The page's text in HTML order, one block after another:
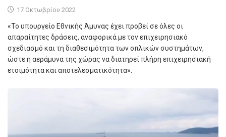
17 Οκτωβρίου 2022
«Το υπουργείο Εθνικής Άμυνας έχει προβεί σε όλες οι
απαραίτητες δράσεις, αναφορικά με τον επιχειρησιακό
σχεδιασμό και τη διαθεσιμότητα των οπλικών συστημάτων,
ώστε η αεράμυνα της χώρας να διατηρεί πλήρη επιχειρησιακή
ετοιμότητα και αποτελεσματικότητα».